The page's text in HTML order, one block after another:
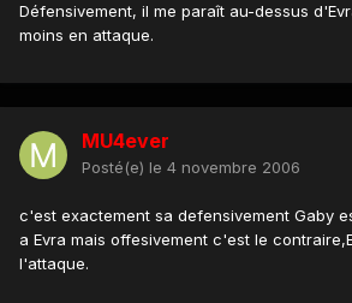
Défensivement, il me paraît au-dessus
moins en attaque.
MU4ever
Posté(e) le 4 novembre 2006
c'est exactement sa defensivement Gaby
a Evra mais offesivement c'est le
l'attaque.